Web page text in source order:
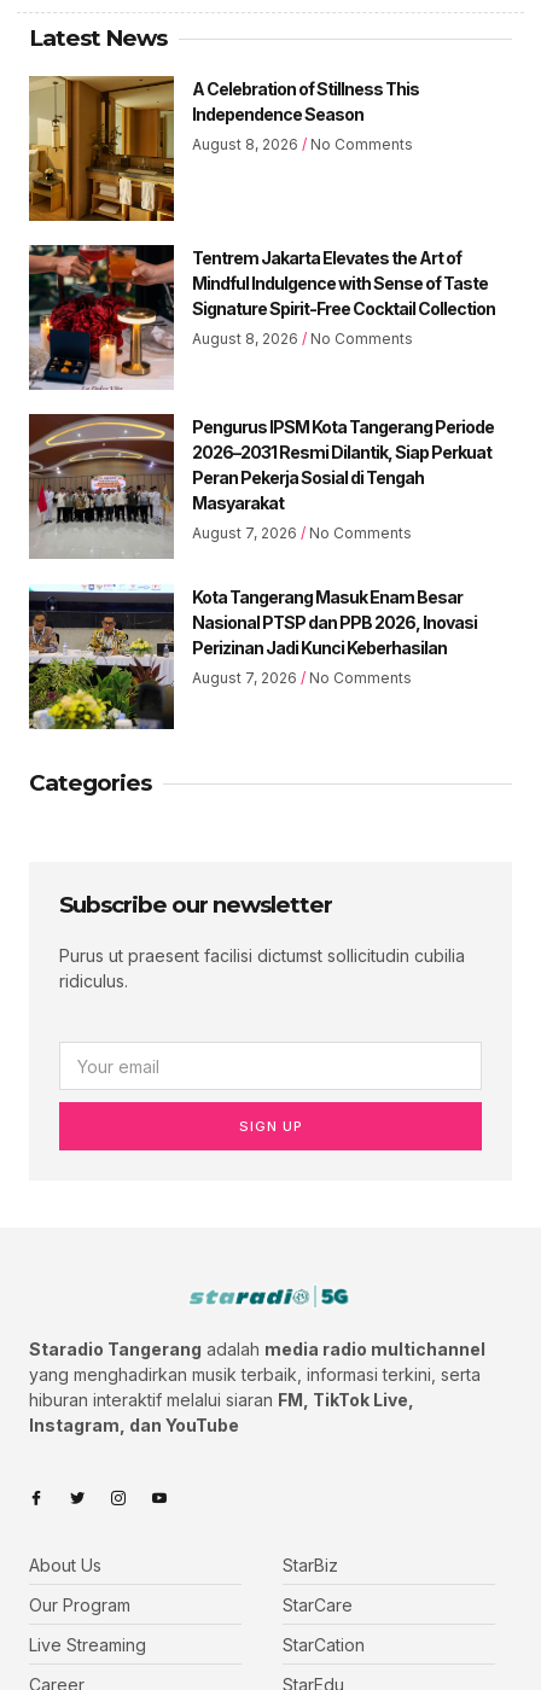
Latest News
A Celebration of Stillness This
Independence Season
August 8, 2026 No Comments
Tentrem Jakarta Elevates the Art of
Mindful Indulgence with Sense of Taste
Signature Spirit-Free Cocktail Collection
August 8, 2026 No Comments
Pengurus IPSM Kota Tangerang Periode
2026–2031 Resmi Dilantik, Siap Perkuat
Peran Pekerja Sosial di Tengah
Masyarakat
August 7, 2026 No Comments
Kota Tangerang Masuk Enam Besar
Nasional PTSP dan PPB 2026, Inovasi
Perizinan Jadi Kunci Keberhasilan
August 7, 2026 No Comments
Categories
Subscribe our newsletter
Purus ut praesent facilisi dictumst sollicitudin cubilia
ridiculus.
SIGN UP
Staradio Tangerang adalah media radio multichannel
yang menghadirkan musik terbaik, informasi terkini, serta
hiburan interaktif melalui siaran FM, TikTok Live,
Instagram, dan YouTube
About Us
Our Program
Live Streaming
Career
StarBiz
StarCare
StarCation
StarEdu